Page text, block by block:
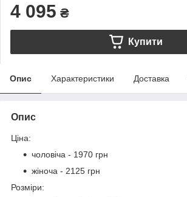
4 095 ₴
Купити
Опис Характеристики Доставка
Опис
Ціна:
чоловіча - 1970 грн
жіноча - 2125 грн
Розміри: